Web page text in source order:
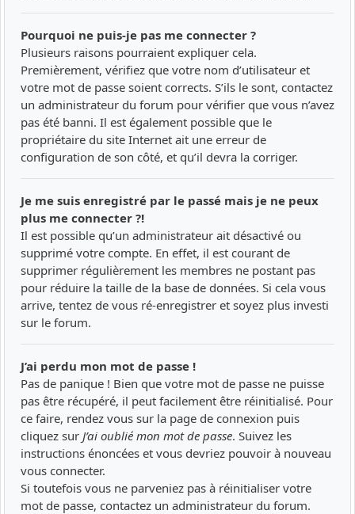
Pourquoi ne puis-je pas me connecter ?
Plusieurs raisons pourraient expliquer cela.
Premièrement, vérifiez que votre nom d’utilisateur et
votre mot de passe soient corrects. S’ils le sont, contactez
un administrateur du forum pour vérifier que vous n’avez
pas été banni. Il est également possible que le
propriétaire du site Internet ait une erreur de
configuration de son côté, et qu’il devra la corriger.
Je me suis enregistré par le passé mais je ne peux
plus me connecter ?!
Il est possible qu’un administrateur ait désactivé ou
supprimé votre compte. En effet, il est courant de
supprimer régulièrement les membres ne postant pas
pour réduire la taille de la base de données. Si cela vous
arrive, tentez de vous ré-enregistrer et soyez plus investi
sur le forum.
J’ai perdu mon mot de passe !
Pas de panique ! Bien que votre mot de passe ne puisse
pas être récupéré, il peut facilement être réinitialisé. Pour
ce faire, rendez vous sur la page de connexion puis
cliquez sur J’ai oublié mon mot de passe. Suivez les
instructions énoncées et vous devriez pouvoir à nouveau
vous connecter.
Si toutefois vous ne parveniez pas à réinitialiser votre
mot de passe, contactez un administrateur du forum.